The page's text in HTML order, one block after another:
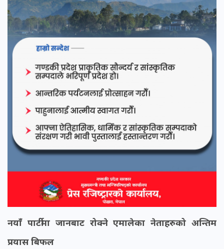
नयाँ पार्टीमा जानबाट रोक्ने एमालेका नेताहरुको अन्तिम
प्रयास बिफल